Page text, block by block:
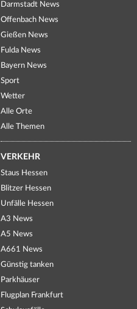
Darmstadt News
Offenbach News
Gießen News
Fulda News
Bayern News
Sport
Wetter
Alle Orte
Alle Themen
VERKEHR
Staus Hessen
Blitzer Hessen
Unfälle Hessen
A3 News
A5 News
A661 News
Günstig tanken
Parkhäuser
Flugplan Frankfurt